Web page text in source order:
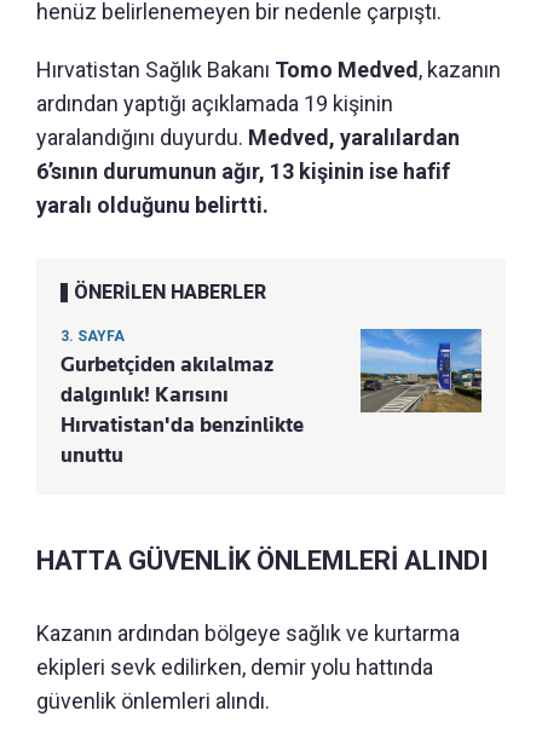
henüz belirlenemeyen bir nedenle çarpıştı.
Hırvatistan Sağlık Bakanı Tomo Medved, kazanın
ardından yaptığı açıklamada 19 kişinin
yaralandığını duyurdu. Medved, yaralılardan
6’sının durumunun ağır, 13 kişinin ise hafif
yaralı olduğunu belirtti.
ÖNERİLEN HABERLER
3. SAYFA
Gurbetçiden akılalmaz
dalgınlık! Karısını
Hırvatistan'da benzinlikte
unuttu
HATTA GÜVENLİK ÖNLEMLERİ ALINDI
Kazanın ardından bölgeye sağlık ve kurtarma
ekipleri sevk edilirken, demir yolu hattında
güvenlik önlemleri alındı.